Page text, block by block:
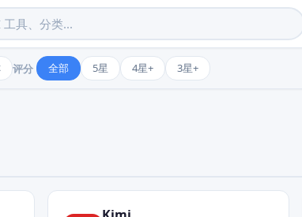
评分 全部 5星 4星+ 3星+